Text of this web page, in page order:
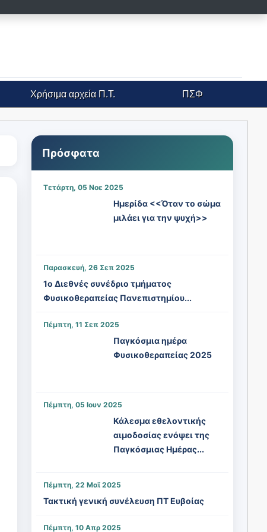
Χρήσιμα αρχεία Π.Τ. ΠΣΦ
Πρόσφατα
Τετάρτη, 05 Νοε 2025
Ημερίδα <<Όταν το σώμα
μιλάει για την ψυχή>>
Παρασκευή, 26 Σεπ 2025
1ο Διεθνές συνέδριο τμήματος
Φυσικοθεραπείας Πανεπιστημίου...
Πέμπτη, 11 Σεπ 2025
Παγκόσμια ημέρα
Φυσικοθεραπείας 2025
Πέμπτη, 05 Ιουν 2025
Κάλεσμα εθελοντικής
αιμοδοσίας ενόψει της
Παγκόσμιας Ημέρας...
Πέμπτη, 22 Μαϊ 2025
Τακτική γενική συνέλευση ΠΤ Ευβοίας
Πέμπτη, 10 Απρ 2025